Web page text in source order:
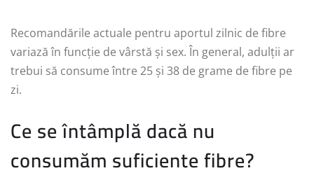
Recomandările actuale pentru aportul zilnic de fibre
variază în funcție de vârstă și sex. În general, adulții ar
trebui să consume între 25 și 38 de grame de fibre pe
zi.
Ce se întâmplă dacă nu
consumăm suficiente fibre?